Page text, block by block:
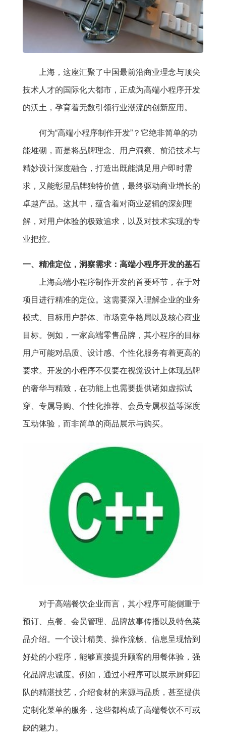
上海，这座汇聚了中国最前沿商业理念与顶尖
技术人才的国际化大都市，正成为高端小程序开发
的沃土，孕育着无数引领行业潮流的创新应用。
何为“高端小程序制作开发”？它绝非简单的功
能堆砌，而是将品牌理念、用户洞察、前沿技术与
精妙设计深度融合，打造出既能满足用户即时需
求，又能彰显品牌独特价值，最终驱动商业增长的
卓越产品。这其中，蕴含着对商业逻辑的深刻理
解，对用户体验的极致追求，以及对技术实现的专
业把控。
一、精准定位，洞察需求：高端小程序开发的基石
上海高端小程序制作开发的首要环节，在于对
项目进行精准的定位。这需要深入理解企业的业务
模式、目标用户群体、市场竞争格局以及核心商业
目标。例如，一家高端零售品牌，其小程序的目标
用户可能对品质、设计感、个性化服务有着更高的
要求。开发的小程序不仅要在视觉设计上体现品牌
的奢华与精致，在功能上也需要提供诸如虚拟试
穿、专属导购、个性化推荐、会员专属权益等深度
互动体验，而非简单的商品展示与购买。
对于高端餐饮企业而言，其小程序可能侧重于
预订、点餐、会员管理、品牌故事传播以及特色菜
品介绍。一个设计精美、操作流畅、信息呈现恰到
好处的小程序，能够直接提升顾客的用餐体验，强
化品牌忠诚度。例如，通过小程序可以展示厨师团
队的精湛技艺，介绍食材的来源与品质，甚至提供
定制化菜单的服务，这些都构成了高端餐饮不可或
缺的魅力。